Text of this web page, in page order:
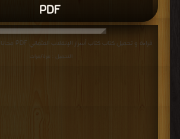
PDF
قراءة و تحميل كتاب كتاب أسرار الإنقلاب العثماني PDF مجانا | مكتبة >
التحميل : مرة/مرات